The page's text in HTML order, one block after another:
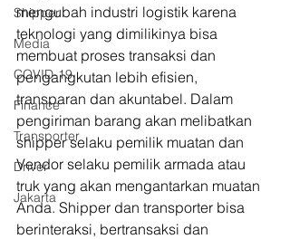
Shipper
Media
COVID-19
Finance
Transporter
Driver
Jakarta
mengubah industri logistik karena
teknologi yang dimilikinya bisa
membuat proses transaksi dan
pengangkutan lebih efisien,
transparan dan akuntabel. Dalam
pengiriman barang akan melibatkan
shipper selaku pemilik muatan dan
Vendor selaku pemilik armada atau
truk yang akan mengantarkan muatan
Anda. Shipper dan transporter bisa
berinteraksi, bertransaksi dan